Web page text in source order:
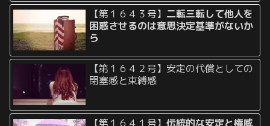
【第１６４３号】 二転三転して他人を
困惑させるのは意思決定基準がないか
ら
【第１６４２号】安定の代償としての
閉塞感と束縛感
【第１６４１号】伝統的な安定と権威